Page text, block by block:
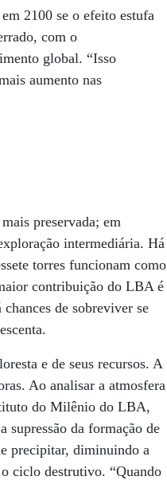
2100 se o efeito estufa
com o
global. “Isso
aumento nas
preservada; em
intermediária. Há
torres funcionam como
contribuição do LBA é
de sobreviver se
e de seus recursos. A
Ao analisar a atmosfera
do Milênio do LBA,
supressão da formação de
precipitar, diminuindo a
ciclo destrutivo. “Quando